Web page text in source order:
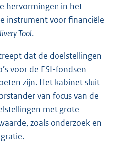
hervormingen in het
instrument voor financiële
Tool.
dat de doelstellingen
voor de ESI-fondsen
zijn. Het kabinet sluit
van focus van de
met grote
zoals onderzoek en